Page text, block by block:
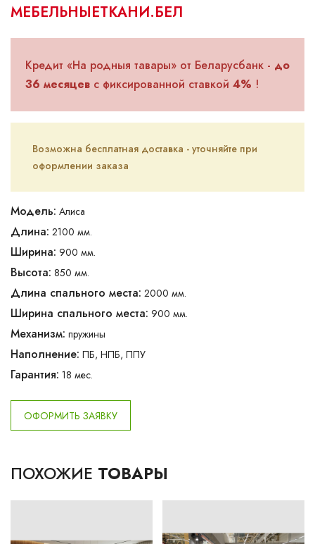
МЕБЕЛЬНЫЕТКАНИ.БЕЛ
Кредит «На родныя тавары» от Беларусбанк - до
36 месяцев с фиксированной ставкой 4% !
Возможна бесплатная доставка - уточняйте при
оформлении заказа
Модель: Алиса
Длина: 2100 мм.
Ширина: 900 мм.
Высота: 850 мм.
Длина спального места: 2000 мм.
Ширина спального места: 900 мм.
Механизм: пружины
Наполнение: ПБ, НПБ, ППУ
Гарантия: 18 мес.
ОФОРМИТЬ ЗАЯВКУ
ПОХОЖИЕ ТОВАРЫ